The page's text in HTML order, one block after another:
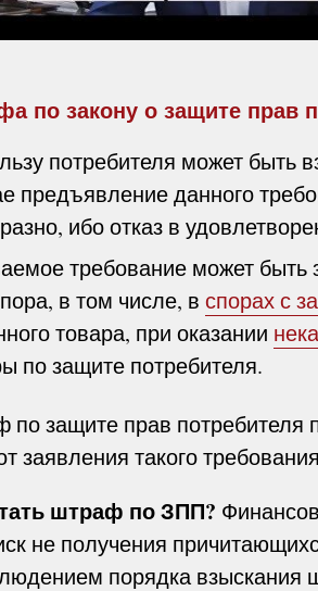
по закону о защите прав
потребителя может быть
предъявление данного
ибо отказ в
требование может быть
в том числе, в спорах с
товара, при оказании
по защите потребителя.
по защите прав потребителя
заявления такого
штраф по ЗПП?
не получения
порядка взыскания